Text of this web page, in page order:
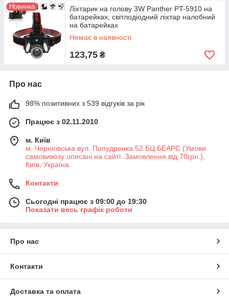
Новинка
Ліхтарик на голову 3W Panther PT-5910 на
батарейках, світлодіодний ліхтар налобний
на батарейках
Немає в наявності
123,75 ₴
Про нас
98% позитивних з 539 відгуків за рік
Працює з 02.11.2010
м. Київ
м. Чернігівська вул. Попудренка 52 БЦ БЕАРС (Умови
самовивозу описані на сайті. Замовлення від 70грн.),
Київ, Україна
Контакти
Сьогодні працює з 09:00 до 19:30
Показати весь графік роботи
Про нас
Контакти
Доставка та оплата